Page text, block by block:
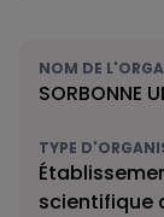
NOM DE
SORBONNE
TYPE
scientifique